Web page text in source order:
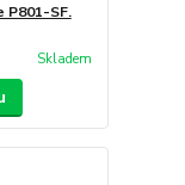
P801-SF.
Skladem